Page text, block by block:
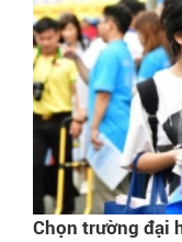
Chọn trường đại